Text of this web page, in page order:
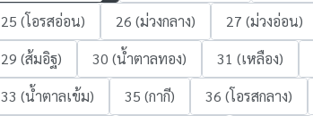
25 (โอรสอ่อน)
26 (ม่วงกลาง) 27 (ม่วงอ่อน)
29 (ส้มอิฐ)
30 (น้ำตาลทอง) 31 (เหลือง)
33 (น้ำตาลเข้ม)
35 (กากี) 36 (โอรสกลาง)